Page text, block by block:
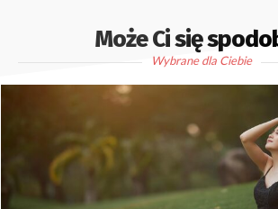
Może Ci się
Wybrane dla Ciebie